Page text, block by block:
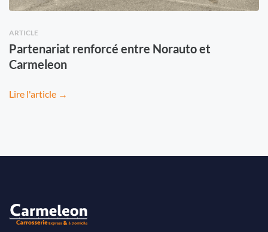
ARTICLE
Partenariat renforcé entre Norauto et
Carmeleon
Lire l'article →